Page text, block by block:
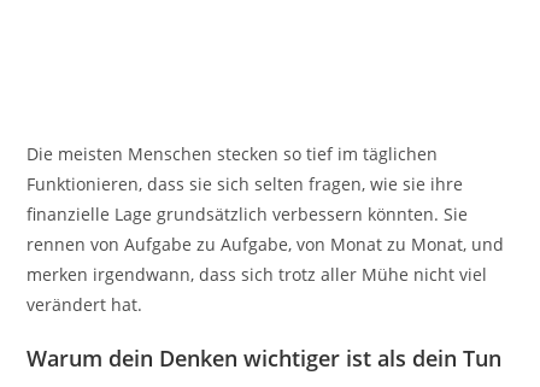
Die meisten Menschen stecken so tief im täglichen
Funktionieren, dass sie sich selten fragen, wie sie ihre
finanzielle Lage grundsätzlich verbessern könnten. Sie
rennen von Aufgabe zu Aufgabe, von Monat zu Monat, und
merken irgendwann, dass sich trotz aller Mühe nicht viel
verändert hat.
Warum dein Denken wichtiger ist als dein Tun